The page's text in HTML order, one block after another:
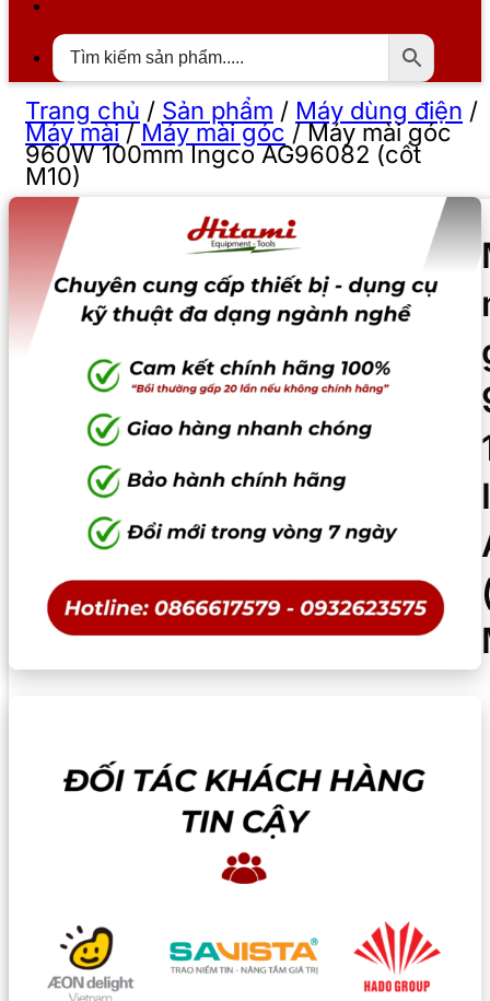
Trang chủ / Sản phẩm / Máy dùng điện /
Máy mài/Máy mài góc /Máy mài góc
960W 100mm Ingco AG96082 (cốt
M10)